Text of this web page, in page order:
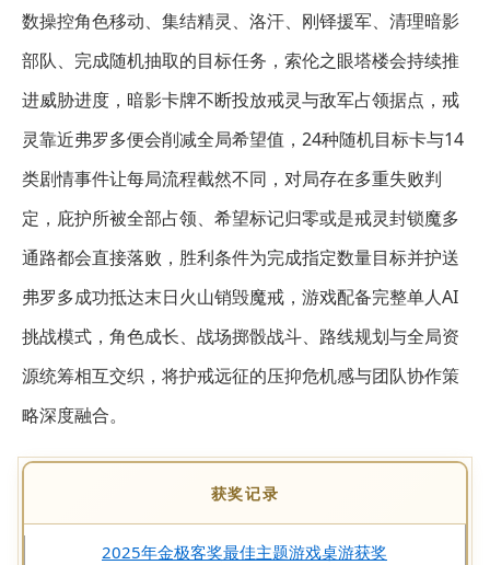
数操控角色移动、集结精灵、洛汗、刚铎援军、清理暗影
部队、完成随机抽取的目标任务，索伦之眼塔楼会持续推
进威胁进度，暗影卡牌不断投放戒灵与敌军占领据点，戒
灵靠近弗罗多便会削减全局希望值，24种随机目标卡与14
类剧情事件让每局流程截然不同，对局存在多重失败判
定，庇护所被全部占领、希望标记归零或是戒灵封锁魔多
通路都会直接落败，胜利条件为完成指定数量目标并护送
弗罗多成功抵达末日火山销毁魔戒，游戏配备完整单人AI
挑战模式，角色成长、战场掷骰战斗、路线规划与全局资
源统筹相互交织，将护戒远征的压抑危机感与团队协作策
略深度融合。
获奖记录
2025年金极客奖最佳主题游戏桌游获奖